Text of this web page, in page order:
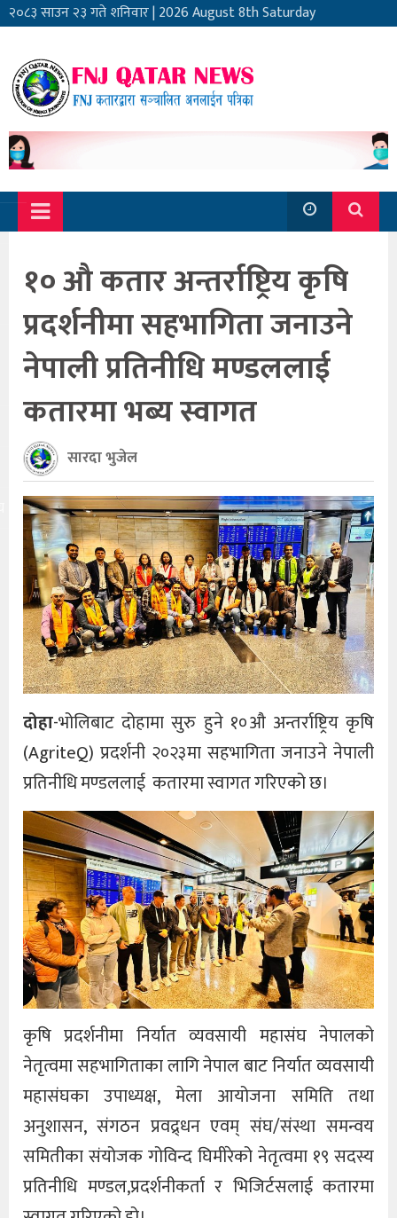
२०८३ साउन २३ गते शनिवार|2026 August 8th Saturday
१० औ कतार अन्तर्राष्ट्रिय कृषि
प्रदर्शनीमा सहभागिता जनाउने
नेपाली प्रतिनीधि मण्डललाई
कतारमा भब्य स्वागत
सारदा भुजेल
दोहा-भोलिबाट दोहामा सुरु हुने १०औ अन्तर्राष्ट्रिय कृषि
(AgriteQ) प्रदर्शनी २०२३मा सहभागिता जनाउने नेपाली
प्रतिनीधि मण्डललाई कतारमा स्वागत गरिएको छ।
कृषि प्रदर्शनीमा निर्यात व्यवसायी महासंघ नेपालको
नेतृत्वमा सहभागिताका लागि नेपाल बाट निर्यात व्यवसायी
महासंघका उपाध्यक्ष, मेला आयोजना समिति तथा
अनुशासन, संगठन प्रवद्र्धन एवम् संघ/संस्था समन्वय
समितीका संयोजक गोविन्द घिमीरेको नेतृत्वमा १९ सदस्य
प्रतिनीधि मण्डल,प्रदर्शनीकर्ता र भिजिर्टसलाई कतारमा